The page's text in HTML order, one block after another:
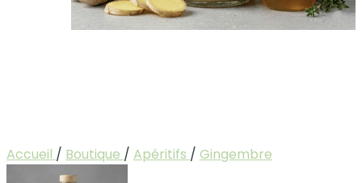
Accueil / Boutique / Apéritifs / Gingembre